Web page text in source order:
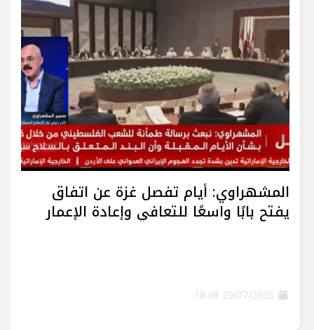
المشهراوي: أيام تفصل غزة عن اتفاق
يفتح بابًا واسعًا للتعافي وإعادة الإعمار